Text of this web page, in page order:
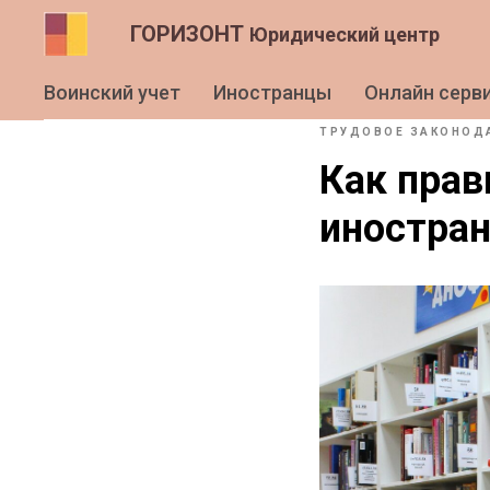
ГОРИЗОНТ Юридический центр
Воинский учет Иностранцы Онлайн
ТРУДОВОЕ
Как